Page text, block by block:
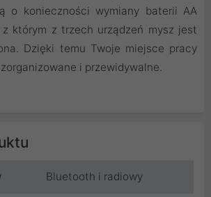
o konieczności wymiany baterii AA
którym z trzech urządzeń mysz jest
Dzięki temu Twoje miejsce pracy
i przewidywalne.
Bluetooth i radiowy